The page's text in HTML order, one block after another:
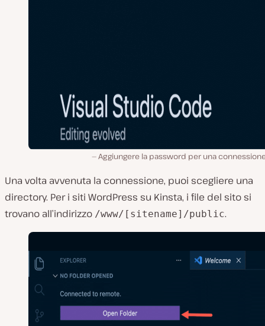
Aggiungere la password per una connessione
Una volta avvenuta la connessione, puoi scegliere una
directory. Per i siti WordPress su Kinsta, i file del sito si
trovano all’indirizzo /www/[sitename]/public.